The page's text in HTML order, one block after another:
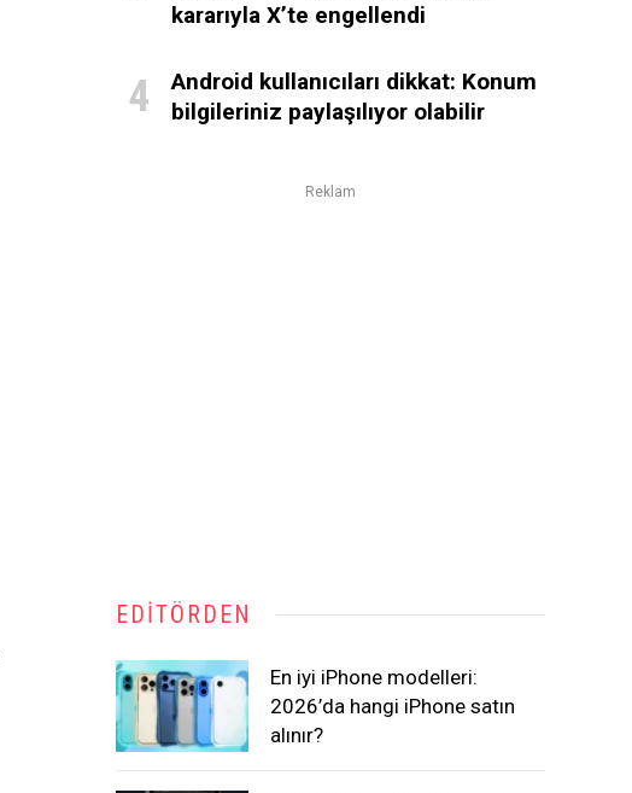
kararıyla X’te engellendi
Android kullanıcıları dikkat: Konum
bilgileriniz paylaşılıyor olabilir
Reklam
EDITÖRDEN
En iyi iPhone modelleri:
2026’da hangi iPhone satın
alınır?